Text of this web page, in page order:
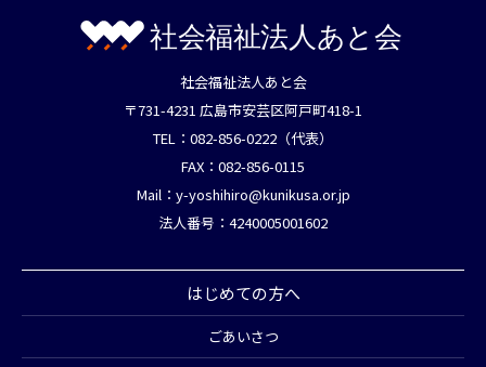
社会福祉法人あと会
〒731-4231 広島市安芸区阿戸町418-1
TEL：082-856-0222（代表）
FAX：082-856-0115
Mail： y-yoshihiro@kunikusa.or.jp
法人番号：4240005001602
はじめての方へ
ごあいさつ